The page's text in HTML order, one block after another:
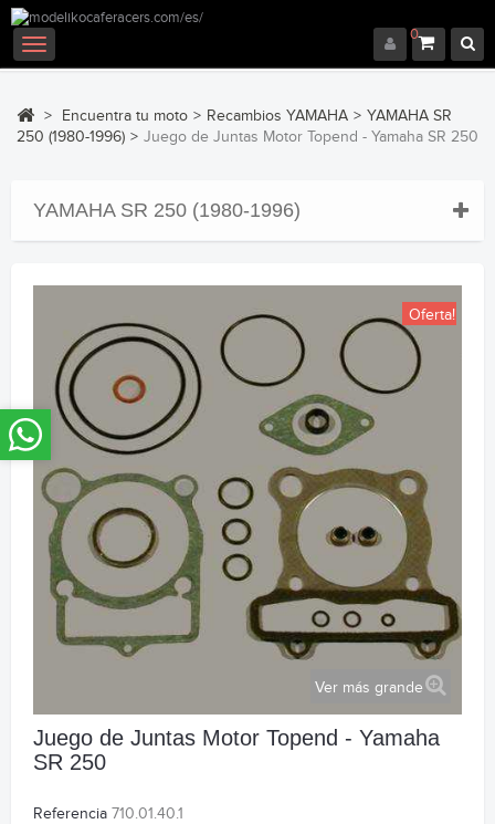
0
Navegación
Toggle
> Encuentra tu moto > Recambios YAMAHA > YAMAHA SR
250 (1980-1996) > Juego de Juntas Motor Topend - Yamaha SR 250
YAMAHA SR 250 (1980-1996)
Oferta!
Ver más grande
Juego de Juntas Motor Topend - Yamaha
SR 250
Referencia 710.01.40.1